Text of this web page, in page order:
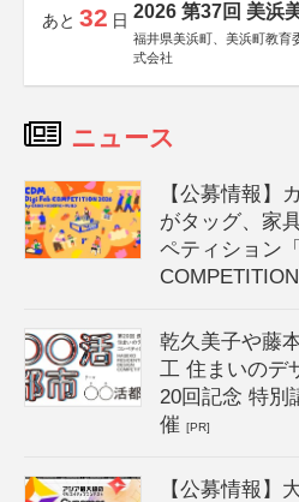
あと 32 日 2026 第37回 美浜
福井県美浜町、美浜町教育
式会社
ニュース
【公募情報】
がタッグ、家
ペティション
乾久美子や藤
工 住まいのデ
20回記念 特別
催[PR]
【公募情報】